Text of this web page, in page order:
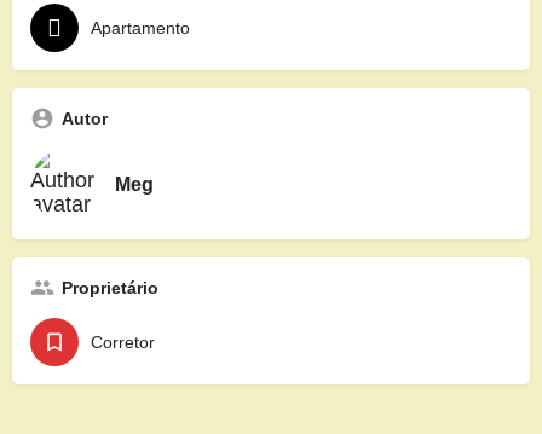
Apartamento
Autor
Meg
Proprietário
Corretor